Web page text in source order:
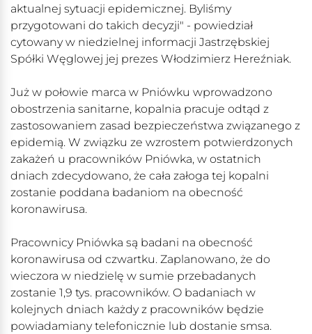
aktualnej sytuacji epidemicznej. Byliśmy
przygotowani do takich decyzji" - powiedział
cytowany w niedzielnej informacji Jastrzębskiej
Spółki Węglowej jej prezes Włodzimierz Hereźniak.
Już w połowie marca w Pniówku wprowadzono
obostrzenia sanitarne, kopalnia pracuje odtąd z
zastosowaniem zasad bezpieczeństwa związanego z
epidemią. W związku ze wzrostem potwierdzonych
zakażeń u pracowników Pniówka, w ostatnich
dniach zdecydowano, że cała załoga tej kopalni
zostanie poddana badaniom na obecność
koronawirusa.
Pracownicy Pniówka są badani na obecność
koronawirusa od czwartku. Zaplanowano, że do
wieczora w niedzielę w sumie przebadanych
zostanie 1,9 tys. pracowników. O badaniach w
kolejnych dniach każdy z pracowników będzie
powiadamiany telefonicznie lub dostanie smsa.